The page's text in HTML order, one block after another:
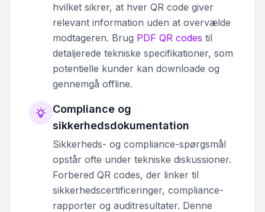
hvilket sikrer, at hver QR code giver
relevant information uden at overvælde
modtageren. Brug PDF QR codes til
detaljerede tekniske specifikationer, som
potentielle kunder kan downloade og
gennemgå offline.
Compliance og
sikkerhedsdokumentation
Sikkerheds- og compliance-spørgsmål
opstår ofte under tekniske diskussioner.
Forbered QR codes, der linker til
sikkerhedscertificeringer, compliance-
rapporter og auditresultater. Denne